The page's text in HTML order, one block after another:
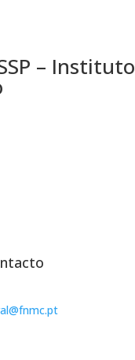
– Instituto